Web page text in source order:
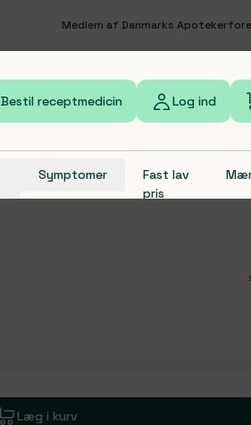
Medlem af Danmarks
Bestil receptmedicin Log ind
Symptomer
Fast lav
pris
Læg i kurv